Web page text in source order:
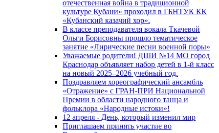
отечественная война в традиционной
культуре Кубани» проходил в ГБНТУК КК
«Кубанский казачий хор».
В классе преподавателя вокала Ткачевой
Ольги Борисовны прошло тематическое
занятие «Лирические песни военной поры»
Уважаемые родители! ДШИ №14 МО город
Краснодар объявляет набор детей в 1-й класс
на новый 2025–2026 учебный год.
Поздравляем хореографический ансамбль
«Отражение» с ГРАН-ПРИ Национальной
Премии в области народного танца и
фольклора «Народные истоки»!
12 апреля - День, который изменил мир
Приглашаем принять участие во